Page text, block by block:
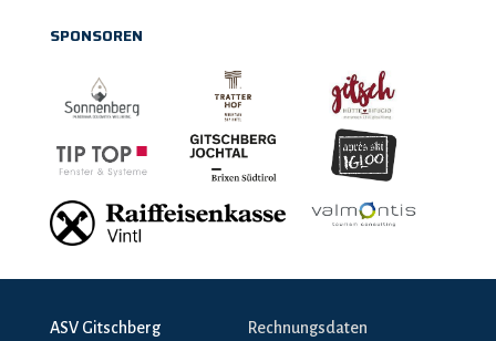
SPONSOREN
ASV Gitschberg Rechnungsdaten